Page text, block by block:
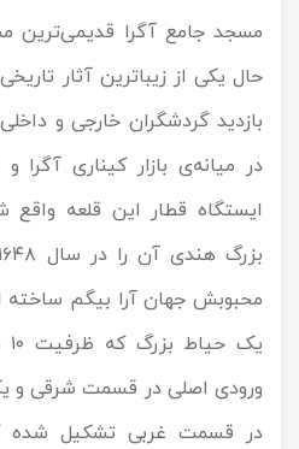
مسجد جامع آگرا
حال یکی از زیباترین آثار
بازدید گردشگران خارجی و
در میانه‌ی بازار کیناری آگرا
ایستگاه قطار این قلعه
محبوبش جهان آرا بیگم
ورودی اصلی در قسمت شرقی و
در قسمت غربی تشکیل شده